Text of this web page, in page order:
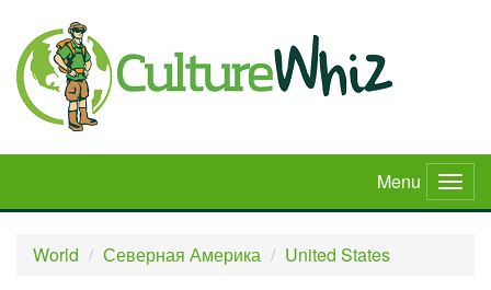
main
content
Menu
World
Северная Америка United States